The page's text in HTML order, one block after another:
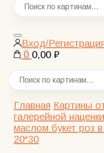
Закрыть
поиск
Вход/
0 0,00 ₽
Главная Картины
галерейной наценки
маслом букет роз
20*30